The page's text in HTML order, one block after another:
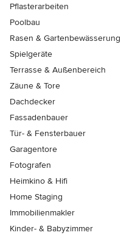
Pflasterarbeiten
Poolbau
Rasen & Gartenbewässerung
Spielgeräte
Terrasse & Außenbereich
Zäune & Tore
Dachdecker
Fassadenbauer
Tür- & Fensterbauer
Garagentore
Fotografen
Heimkino & Hifi
Home Staging
Immobilienmakler
Kinder- & Babyzimmer